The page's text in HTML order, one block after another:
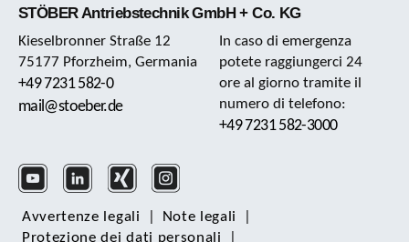
STÖBER Antriebstechnik GmbH + Co. KG
Kieselbronner Straße 12
75177 Pforzheim, Germania
+49 7231 582-0
mail@stoeber.de
In caso di emergenza
potete raggiungerci 24
ore al giorno tramite il
numero di telefono:
+49 7231 582-3000
Avvertenze legali Note legali
Protezione dei dati personali